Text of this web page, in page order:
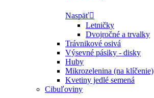
Naspäť
Letničky
Dvojročné a trvalky
Trávnikové osivá
Výsevné pásiky - disky
Huby
Mikrozelenina (na klíčenie)
Kvetiny jedlé semená
Cibuľoviny